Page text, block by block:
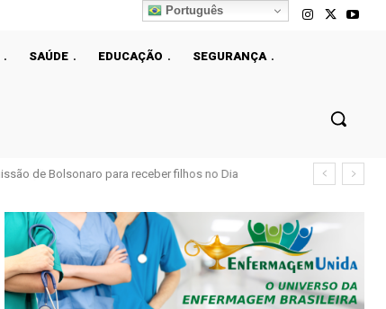
SAÚDE EDUCAÇÃO
SEGURANÇA
de Bolsonaro para receber filhos no Dia
Português